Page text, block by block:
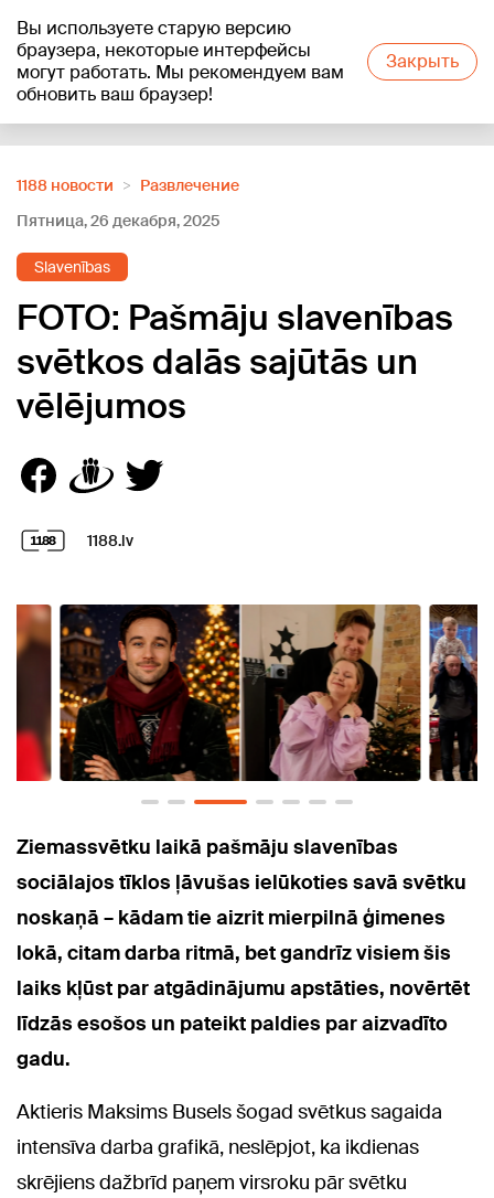
Вы используете старую версию
браузера, некоторые интерфейсы
могут работать. Мы рекомендуем вам
обновить ваш браузер!
Закрыть
+22°C
1188 новости
Развлечение
Пятница, 26 декабря, 2025
Slavenības
FOTO: Pašmāju slavenības
svētkos dalās sajūtās un
vēlējumos
1188.lv
Ziemassvētku laikā pašmāju slavenības
sociālajos tīklos ļāvušas ielūkoties savā svētku
noskaņā – kādam tie aizrit mierpilnā ģimenes
lokā, citam darba ritmā, bet gandrīz visiem šis
laiks kļūst par atgādinājumu apstāties, novērtēt
līdzās esošos un pateikt paldies par aizvadīto
gadu.
Aktieris Maksims Busels šogad svētkus sagaida
intensīva darba grafikā, neslēpjot, ka ikdienas
skrējiens dažbrīd paņem virsroku pār svētku